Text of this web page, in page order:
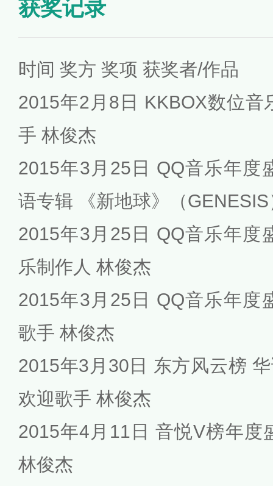
获奖记录
时间 奖方 奖项 获奖者/作品
2015年2月8日 KKBOX数位音
手 林俊杰
2015年3月25日 QQ音乐年度
语专辑 《新地球》（GENESIS
2015年3月25日 QQ音乐年度
乐制作人 林俊杰
2015年3月25日 QQ音乐年度
歌手 林俊杰
2015年3月30日 东方风云榜
欢迎歌手 林俊杰
2015年4月11日 音悦V榜年度
林俊杰